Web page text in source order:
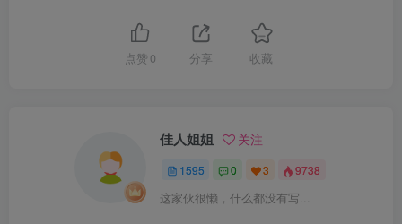
点赞 0 分享 收藏
佳人姐姐 关注
1595 0 3 9738
这家伙很懒，什么都没有写...